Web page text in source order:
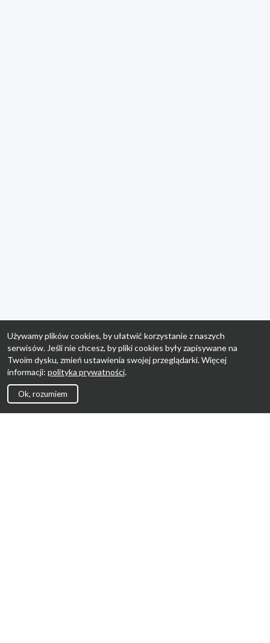
Używamy plików cookies, by ułatwić korzystanie z naszych
serwisów. Jeśli nie chcesz, by pliki cookies były zapisywane na
Twoim dysku, zmień ustawienia swojej przeglądarki. Więcej
informacji: polityka prywatności.
Ok, rozumiem